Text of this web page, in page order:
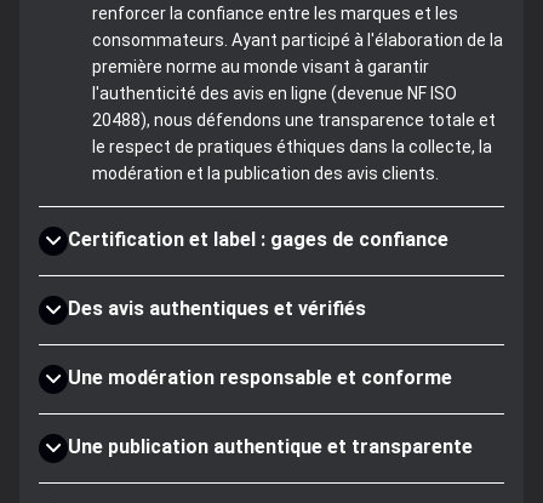
renforcer la confiance entre les marques et les
consommateurs. Ayant participé à l'élaboration de la
première norme au monde visant à garantir
l'authenticité des avis en ligne (devenue NF ISO
20488), nous défendons une transparence totale et
le respect de pratiques éthiques dans la collecte, la
modération et la publication des avis clients.
Certification et label : gages de confiance
Des avis authentiques et vérifiés
Une modération responsable et conforme
Une publication authentique et transparente